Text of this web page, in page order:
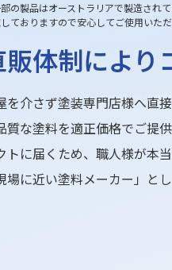
の製品はオーストラリアで製造され
ておりますので安心してご使用いただ
販体制により
を介さず塗装専門店様へ直
質な塗料を適正価格でご提
トに届くため、職人様が本
場に近い塗料メーカー」と